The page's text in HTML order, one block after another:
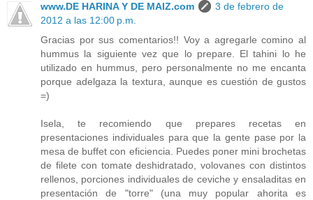
www.DE HARINA Y DE MAIZ.com
3 de febrero de
2012 a las 12:00 p.m.
Gracias por sus comentarios!! Voy a agregarle comino al
hummus la siguiente vez que lo prepare. El tahini lo he
utilizado en hummus, pero personalmente no me encanta
porque adelgaza la textura, aunque es cuestión de gustos
=)
Isela, te recomiendo que prepares recetas en
presentaciones individuales para que la gente pase por la
mesa de buffet con eficiencia. Puedes poner mini brochetas
de filete con tomate deshidratado, volovanes con distintos
rellenos, porciones individuales de ceviche y ensaladitas en
presentación de "torre" (una muy popular ahorita es